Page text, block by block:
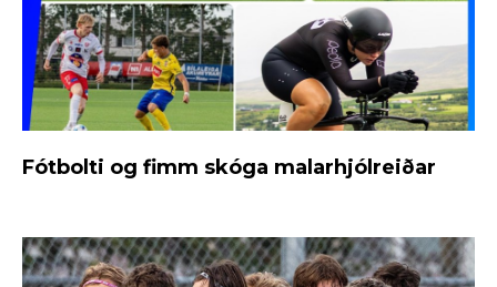
Fótbolti og fimm skóga malarhjólreiðar